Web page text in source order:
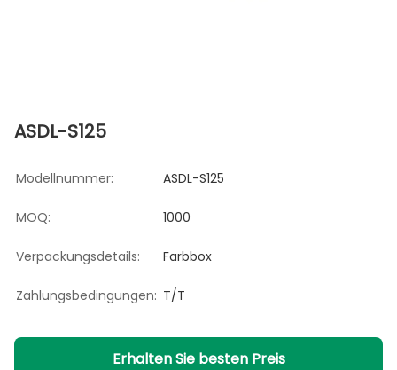
ASDL-S125
Modellnummer: ASDL-S125
MOQ: 1000
Verpackungsdetails: Farbbox
Zahlungsbedingungen: T/T
Erhalten Sie besten Preis